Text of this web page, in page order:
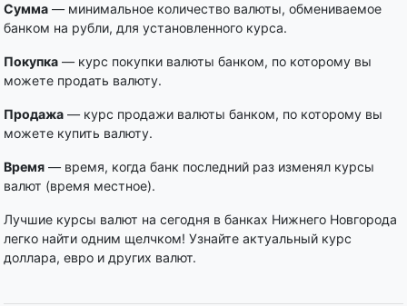
Сумма — минимальное количество валюты, обмениваемое
банком на рубли, для установленного курса.
Покупка — курс покупки валюты банком, по которому вы
можете продать валюту.
Продажа — курс продажи валюты банком, по которому вы
можете купить валюту.
Время — время, когда банк последний раз изменял курсы
валют (время местное).
Лучшие курсы валют на сегодня в банках Нижнего Новгорода
легко найти одним щелчком! Узнайте актуальный курс
доллара, евро и других валют.